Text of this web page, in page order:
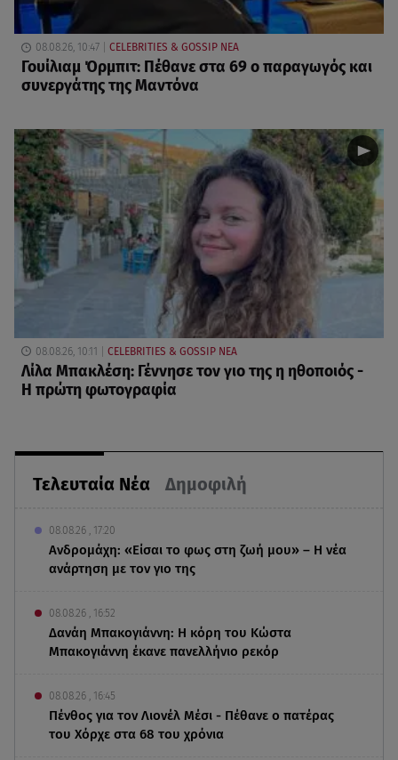
Τελευταία Νέα Δημοφιλή
08.08.26 , 17:20
Ανδρομάχη: «Είσαι το φως στη ζωή μου» – Η νέα
ανάρτηση με τον γιο της
08.08.26 , 16:52
Δανάη Μπακογιάννη: Η κόρη του Κώστα
Μπακογιάννη έκανε πανελλήνιο ρεκόρ
08.08.26 , 16:45
Πένθος για τον Λιονέλ Μέσι - Πέθανε ο πατέρας
του Χόρχε στα 68 του χρόνια
08.08.26, 10:47 CELEBRITIES & GOSSIP ΝΕΑ
Γουίλιαμ Όρμπιτ: Πέθανε στα 69 ο παραγωγός και
συνεργάτης της Μαντόνα
08.08.26, 10:11 CELEBRITIES & GOSSIP ΝΕΑ
Λίλα Μπακλέση: Γέννησε τον γιο της η ηθοποιός -
Η πρώτη φωτογραφία